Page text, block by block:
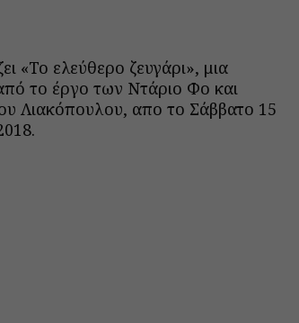
«Το ελεύθερο ζευγάρι», μια
το έργο των Ντάριο Φο και
Λιακόπουλου, απο το Σάββατο 15